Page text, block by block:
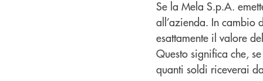
Se la Mela S.p.A.
all’azienda. In cambio
esattamente il valore
Questo significa che,
quanti soldi riceverai